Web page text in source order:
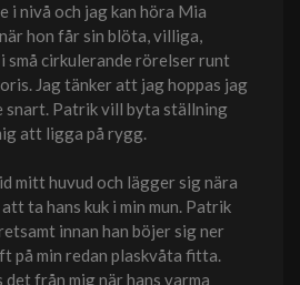
i nivå och jag kan höra Mia
hon får sin blöta, villiga,
små cirkulerande rörelser runt
Jag tänker att jag hoppas jag
snart. Patrik vill byta ställning
att ligga på rygg.
mitt huvud och lägger sig nära
ta hans kuk i min mun. Patrik
innan han böjer sig ner
på min redan plaskvåta fitta.
det från mig när hans varma